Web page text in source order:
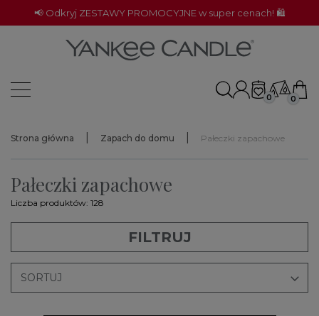
📢 Odkryj ZESTAWY PROMOCYJNE w super cenach! 🛍️
0 0
Strona główna Zapach do domu Pałeczki zapachowe
Pałeczki zapachowe
Liczba produktów: 128
FILTRUJ
SORTUJ 